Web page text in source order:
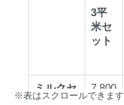
※表はスクロールできます